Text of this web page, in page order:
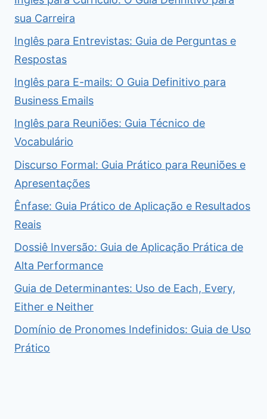
sua Carreira
Inglês para Entrevistas: Guia de Perguntas e
Respostas
Inglês para E-mails: O Guia Definitivo para
Business Emails
Inglês para Reuniões: Guia Técnico de
Vocabulário
Discurso Formal: Guia Prático para Reuniões e
Apresentações
Ênfase: Guia Prático de Aplicação e Resultados
Reais
Dossiê Inversão: Guia de Aplicação Prática de
Alta Performance
Guia de Determinantes: Uso de Each, Every,
Either e Neither
Domínio de Pronomes Indefinidos: Guia de Uso
Prático